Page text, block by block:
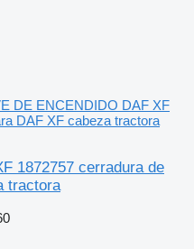
DE ENCENDIDO DAF XF
DAF XF cabeza tractora
1872757 cerradura de
tractora